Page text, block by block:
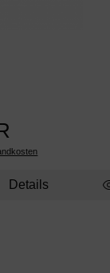
Details